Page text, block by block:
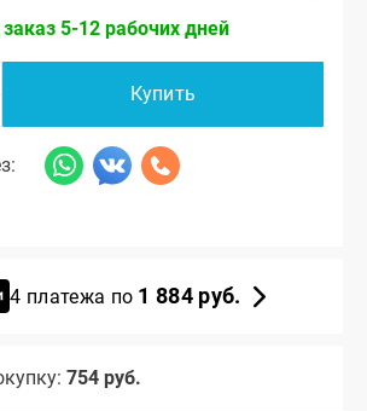
5-12 рабочих дней
Купить
4 платежа по 1 884 руб.
754 руб.